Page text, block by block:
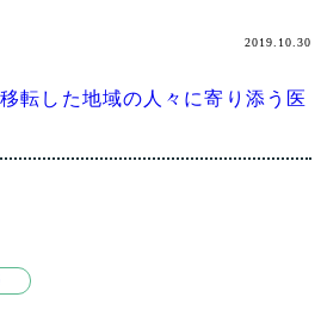
転した地域の人々に寄り添う医
2019.10.30